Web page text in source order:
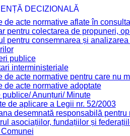
DECIZIONALĂ
de acte normative aflate în
pentru colectarea de propuneri,
pentru consemnarea și
publice
interministeriale
de acte normative pentru care nu
de acte normative adoptate
publice/ Anunțuri/ Minute
de aplicare a Legii nr. 52/2003
desemnată responsabilă
asociațiilor, fundațiilor și